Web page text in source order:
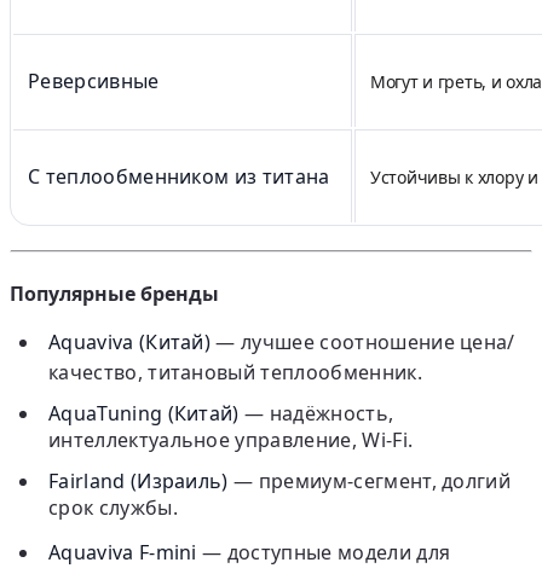
Реверсивные Могут и греть, и
С теплообменником из титана Устойчивы к хлору и
Популярные бренды
Aquaviva (Китай)— лучшее соотношение цена/
качество, титановый теплообменник.
AquaTuning (Китай)— надёжность,
интеллектуальное управление, Wi-Fi.
Fairland (Израиль) — премиум-сегмент, долгий
срок службы.
Aquaviva F-mini — доступные модели для